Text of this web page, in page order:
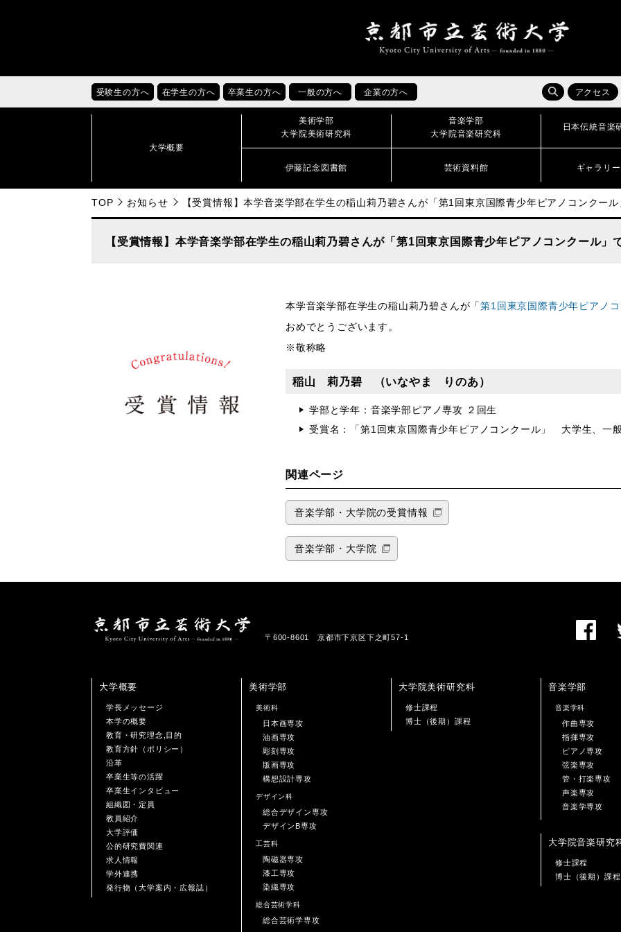
受験生の方へ 在学生の方へ 卒業生の方へ 一般の方へ 企業の方へ アクセス
大学概要
美術学部
大学院美術研究科
音楽学部
大学院音楽研究科
日本伝統音楽
伊藤記念図書館 芸術資料館 ギャラリ
TOP お知らせ 【受賞情報】本学音楽学部在学生の稲山莉乃碧さんが「第1回東京国際青少年ピアノコンクー
【受賞情報】本学音楽学部在学生の稲山莉乃碧さんが「第1回東京国際青少年ピアノコンクール」
本学音楽学部在学生の稲山莉乃碧さんが「第1回東京国際青少年ピアノ
おめでとうございます。
※敬称略
稲山 莉乃碧 （いなやま りのあ）
学部と学年：音楽学部ピアノ専攻 ２回生
受賞名：「第1回東京国際青少年ピアノコンクール」 大学生、一
関連ページ
音楽学部・大学院の受賞情報
音楽学部・大学院
〒600-8601 京都市下京区下之町57-1
大学概要
学長メッセージ
本学の概要
教育・研究理念,目的
教育方針（ポリシー）
沿革
卒業生等の活躍
卒業生インタビュー
組織図・定員
教員紹介
大学評価
公的研究費関連
求人情報
学外連携
発行物（大学案内・広報誌）
美術学部
美術科
日本画専攻
油画専攻
彫刻専攻
版画専攻
構想設計専攻
デザイン科
総合デザイン専攻
デザインB専攻
工芸科
陶磁器専攻
漆工専攻
染織専攻
総合芸術学科
総合芸術学専攻
大学院美術研究科
修士課程
博士（後期）課程
音楽学部
音楽学科
作曲専攻
指揮専攻
ピアノ専攻
弦楽専攻
管・打楽専攻
声楽専攻
音楽学専攻
大学院音楽研究
修士課程
博士（後期）課程